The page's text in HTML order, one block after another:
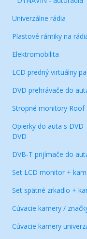
Univerzálne rádia
Plastové rámiky na
Elektromobilita
LCD predný virtuálny
DVD prehrávače do
Stropné monitory Roof
Opierky do auta s DVD
DVD
DVB-T prijímače do
Set LCD monitor +
Set spätné zrkadlo +
Cúvacie kamery /
Cúvacie kamery